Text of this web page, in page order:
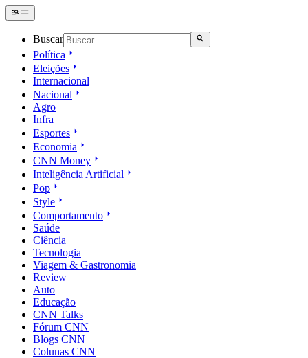
Buscar
Política
Eleições
Internacional
Nacional
Agro
Infra
Esportes
Economia
CNN Money
Inteligência Artificial
Pop
Style
Comportamento
Saúde
Ciência
Tecnologia
Viagem & Gastronomia
Review
Auto
Educação
CNN Talks
Fórum CNN
Blogs CNN
Colunas CNN